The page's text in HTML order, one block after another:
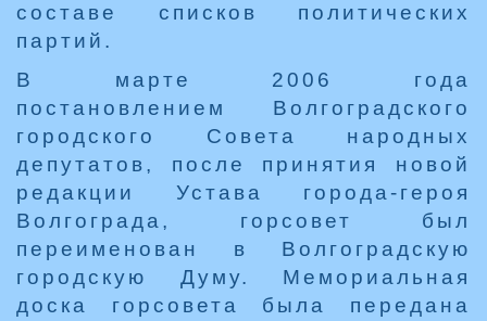
составе списков политических
партий.
В марте 2006 года
постановлением Волгоградского
городского Совета народных
депутатов, после принятия новой
редакции Устава города-героя
Волгограда, горсовет был
переименован в Волгоградскую
городскую Думу. Мемориальная
доска горсовета была передана